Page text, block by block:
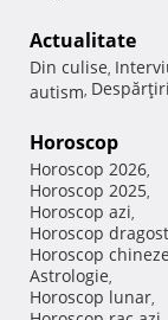
Actualitate
Din culise,
autism,
Horoscop
Horoscop 2026,
Horoscop 2025,
Horoscop azi,
Horoscop
Horoscop
Astrologie,
Horoscop lunar,